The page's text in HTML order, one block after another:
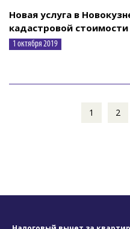
Новая услуга в
кадастровой
1 октября 2019
1 2